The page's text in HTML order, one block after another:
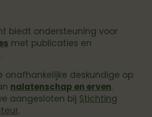
biedt ondersteuning voor
met publicaties en
onafhankelijke deskundige op
nalatenschap en erven.
aangesloten bij Stichting
.